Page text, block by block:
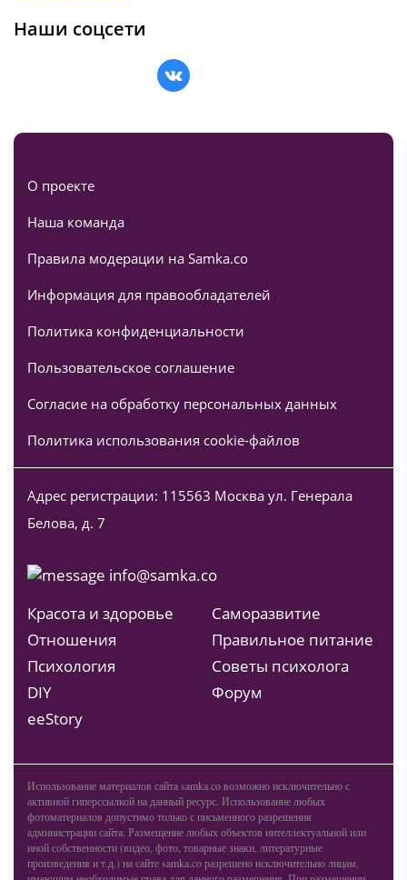
Наши соцсети
О проекте
Наша команда
Правила модерации на Samka.co
Информация для правообладателей
Политика конфиденциальности
Пользовательское соглашение
Согласие на обработку персональных данных
Политика использования cookie-файлов
Адрес регистрации: 115563 Москва ул. Генерала
Белова, д. 7
info@samka.co
Красота и здоровье
Отношения
Психология
DIY
ееStory
Саморазвитие
Правильное питание
Советы психолога
Форум
Использование материалов сайта samka.co возможно исключительно с
активной гиперссылкой на данный ресурс. Использование любых
фотоматериалов допустимо только с письменного разрешения
администрации сайта. Размещение любых объектов интеллектуальной или
иной собственности (видео, фото, товарные знаки, литературные
произведения и т.д.) на сайте samka.co разрешено исключительно лицам,